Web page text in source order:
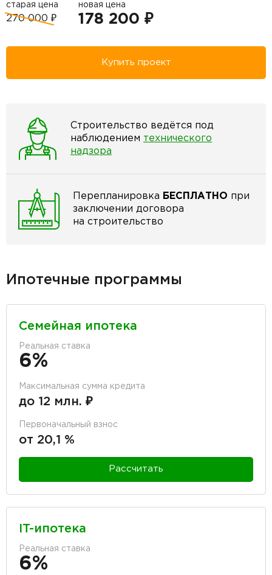
старая цена
270 000 ₽
новая цена
178 200 ₽
Купить проект
Строительство ведётся под
наблюдением технического
надзора
Перепланировка БЕСПЛАТНО при
заключении договора
на строительство
Ипотечные программы
Семейная ипотека
Реальная ставка
6%
Максимальная сумма кредита
до 12 млн. ₽
Первоначальный взнос
от 20,1 %
Рассчитать
IT-ипотека
Реальная ставка
6%